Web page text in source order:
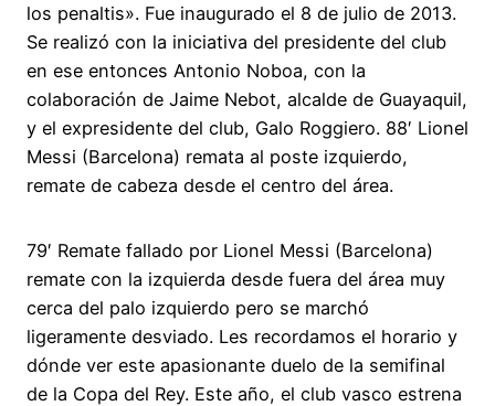
los penaltis». Fue inaugurado el 8 de julio de 2013.
Se realizó con la iniciativa del presidente del club
en ese entonces Antonio Noboa, con la
colaboración de Jaime Nebot, alcalde de Guayaquil,
y el expresidente del club, Galo Roggiero. 88′ Lionel
Messi (Barcelona) remata al poste izquierdo,
remate de cabeza desde el centro del área.
79′ Remate fallado por Lionel Messi (Barcelona)
remate con la izquierda desde fuera del área muy
cerca del palo izquierdo pero se marchó
ligeramente desviado. Les recordamos el horario y
dónde ver este apasionante duelo de la semifinal
de la Copa del Rey. Este año, el club vasco estrena